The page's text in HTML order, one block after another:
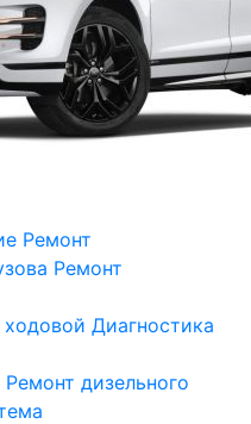
Ремонт
Ремонт
Диагностика
Ремонт дизельного